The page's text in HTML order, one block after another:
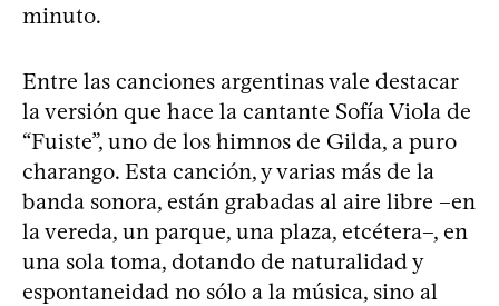
minuto.
Entre las canciones argentinas vale destacar
la versión que hace la cantante Sofía Viola de
“Fuiste”, uno de los himnos de Gilda, a puro
charango. Esta canción, y varias más de la
banda sonora, están grabadas al aire libre –en
la vereda, un parque, una plaza, etcétera–, en
una sola toma, dotando de naturalidad y
espontaneidad no sólo a la música, sino al